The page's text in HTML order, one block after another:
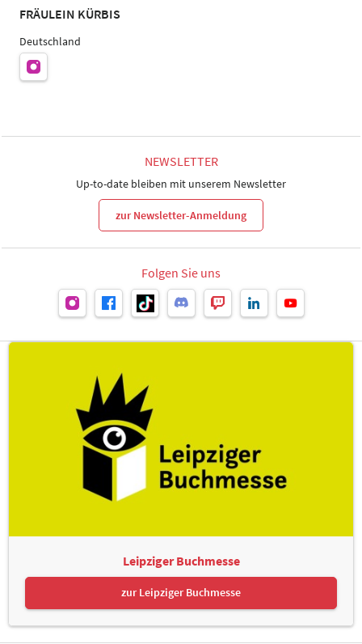
FRÄULEIN KÜRBIS
Deutschland
NEWSLETTER
Up-to-date bleiben mit unserem Newsletter
zur Newsletter-Anmeldung
Folgen Sie uns
Leipziger Buchmesse
zur Leipziger Buchmesse